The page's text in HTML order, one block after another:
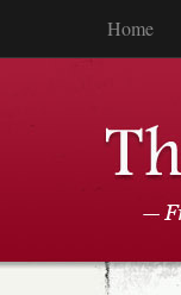
Home